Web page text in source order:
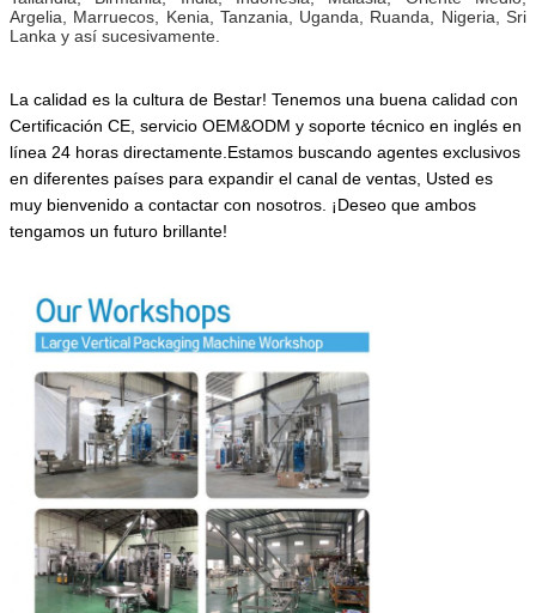
Argelia, Marruecos, Kenia, Tanzania, Uganda, Ruanda, Nigeria, Sri
Lanka y así sucesivamente.
La calidad es la cultura de Bestar! Tenemos una buena calidad con
Certificación CE, servicio OEM&ODM y soporte técnico en inglés en
línea 24 horas directamente.Estamos buscando agentes exclusivos
en diferentes países para expandir el canal de ventas, Usted es
muy bienvenido a contactar con nosotros. ¡Deseo que ambos
tengamos un futuro brillante!